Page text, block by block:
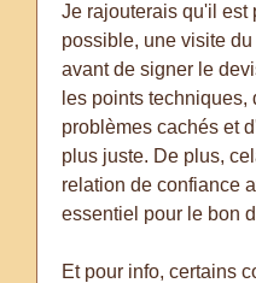
Je rajouterais qu'il est
possible, une visite
avant de signer le
les points
problèmes cachés et
plus juste. De plus,
relation de confiance
essentiel pour le bon
Et pour info, certains